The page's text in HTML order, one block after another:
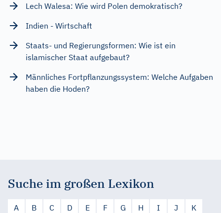
Lech Walesa: Wie wird Polen demokratisch?
Indien - Wirtschaft
Staats- und Regierungsformen: Wie ist ein
islamischer Staat aufgebaut?
Männliches Fortpflanzungssystem: Welche Aufgaben
haben die Hoden?
Suche im großen Lexikon
A B C D E F G H I J
K